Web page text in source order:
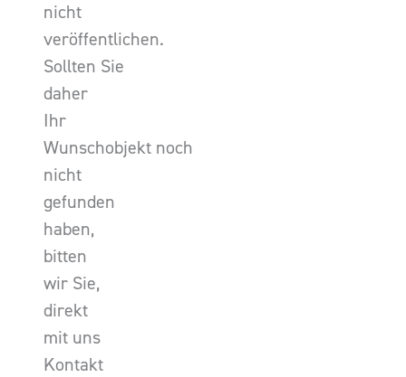
nicht
veröffentlichen.
Sollten Sie
daher
Ihr
Wunschobjekt noch
nicht
gefunden
haben,
bitten
wir Sie,
direkt
mit uns
Kontakt